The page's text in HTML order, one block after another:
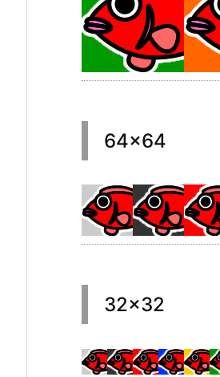
64×64
32×32